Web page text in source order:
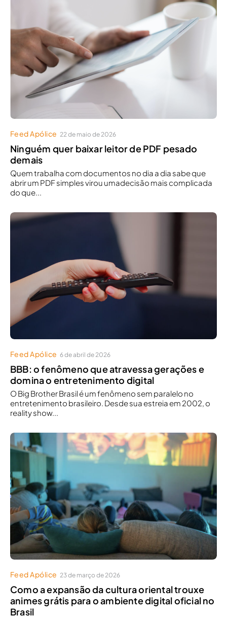
Feed Apólice 22 de maio de 2026
Ninguém quer baixar leitor de PDF pesado
demais
Quem trabalha com documentos no dia a dia sabe que
abrir um PDF simples virou umadecisão mais complicada
do que...
Feed Apólice 6 de abril de 2026
BBB: o fenômeno que atravessa gerações e
domina o entretenimento digital
O Big Brother Brasil é um fenômeno sem paralelo no
entretenimento brasileiro. Desde sua estreia em 2002, o
reality show...
Feed Apólice 23 de março de 2026
Como a expansão da cultura oriental trouxe
animes grátis para o ambiente digital oficial no
Brasil